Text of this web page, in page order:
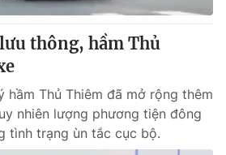
thông, hầm Thủ
hầm Thủ Thiêm đã mở rộng thêm
nhiên lượng phương tiện đông
tình trạng ùn tắc cục bộ.